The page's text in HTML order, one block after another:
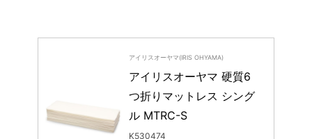
アイリスオーヤマ(IRIS OHYAMA)
アイリスオーヤマ 硬質6
つ折りマットレス シング
ル MTRC-S
K530474